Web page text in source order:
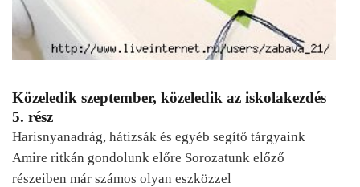
Közeledik szeptember, közeledik az iskolakezdés
5. rész
Harisnyanadrág, hátizsák és egyéb segítő tárgyaink
Amire ritkán gondolunk előre Sorozatunk előző
részeiben már számos olyan eszközzel